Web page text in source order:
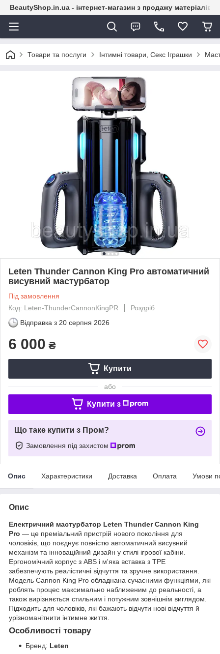
BeautyShop.in.ua - інтернет-магазин з продажу матеріалів
Товари та послуги Інтимні товари, Секс Іграшки
Leten Thunder Cannon King Pro автоматичний
висувний мастурбатор
Під замовлення
Код: Leten-ThunderCannonKingPR
Роздріб
Відправка з 20 серпня 2026
6 000 ₴
Купити
або
Купити з
Що таке купити з Пром?
Замовлення під захистом
Опис Характеристики Доставка Оплата Умови
Опис
Електричний мастурбатор Leten Thunder Cannon King
Pro — це преміальний пристрій нового покоління для
чоловіків, що поєднує повністю автоматичний висувний
механізм та інноваційний дизайн у стилі ігрової кабіни.
Ергономічний корпус з ABS і м'яка вставка з TPE
забезпечують реалістичні відчуття та зручне використання.
Модель Cannon King Pro обладнана сучасними функціями, які
роблять процес максимально наближеним до реальності, а
також вирізняється стильним і потужним зовнішнім виглядом.
Підходить для чоловіків, які бажають відчути нові відчуття й
урізноманітнити інтимне життя.
Особливості товару
Бренд: Leten